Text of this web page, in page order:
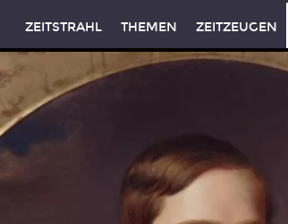
ZEITSTRAHL THEMEN ZEITZEUGEN